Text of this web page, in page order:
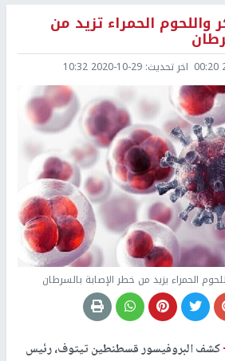
الحمراء تزيد من
اخر تحديث: 2020-10-29 10:32
الحمراء يزيد من خطر الإصابة بالسرطان
كشف البروفيسور قسطنطين تيتوف، رئيس